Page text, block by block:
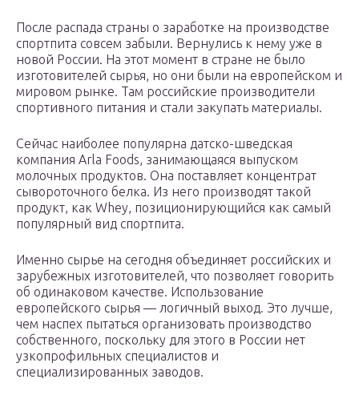
После распада страны о заработке на производстве
спортпита совсем забыли. Вернулись к нему уже в
новой России. На этот момент в стране не было
изготовителей сырья, но они были на европейском и
мировом рынке. Там российские производители
спортивного питания и стали закупать материалы.
Сейчас наиболее популярна датско-шведская
компания Arla Foods, занимающаяся выпуском
молочных продуктов. Она поставляет концентрат
сывороточного белка. Из него производят такой
продукт, как Whey, позиционирующийся как самый
популярный вид спортпита.
Именно сырье на сегодня объединяет российских и
зарубежных изготовителей, что позволяет говорить
об одинаковом качестве. Использование
европейского сырья — логичный выход. Это лучше,
чем наспех пытаться организовать производство
собственного, поскольку для этого в России нет
узкопрофильных специалистов и
специализированных заводов.